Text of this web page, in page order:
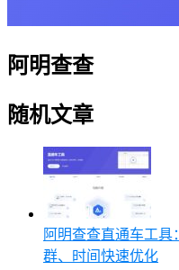
阿明查查
随机文章
阿明查查直通车工具
群、时间快速优化